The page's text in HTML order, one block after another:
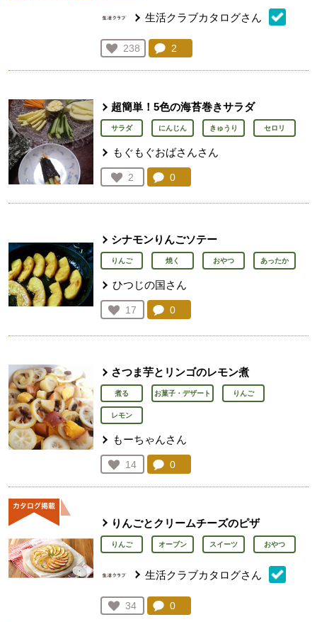
生活クラブカタログさん
お気に入り登録：
238
人が登録
コメント：
2
超簡単！5色の海苔巻きサラダ
サラダ にんじん きゅうり セロリ
もぐもぐおばさんさん
お気に入り登録：
2
人が登録
コメント：
0
シナモンりんごソテー
りんご 焼く おやつ あったか
ひつじの国さん
お気に入り登録：
17
人が登録
コメント：
0
さつま芋とリンゴのレモン煮
煮る お菓子・デザート りんご
レモン
もーちゃんさん
お気に入り登録：
14
人が登録
コメント：
0
りんごとクリームチーズのピザ
りんご オーブン スイーツ おやつ
生活クラブカタログさん
お気に入り登録：
34
人が登録
コメント：
0